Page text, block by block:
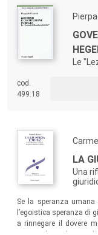
Le
cod.
499.18
LA
Una
Se la speranza
l’egoistica speranza di
a rinnegare il dovere